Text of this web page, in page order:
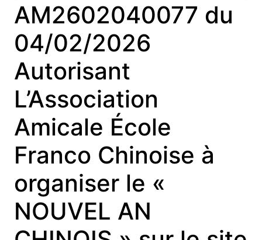
AM2602040077 du
04/02/2026
Autorisant
L’Association
Amicale École
Franco Chinoise à
organiser le «
NOUVEL AN